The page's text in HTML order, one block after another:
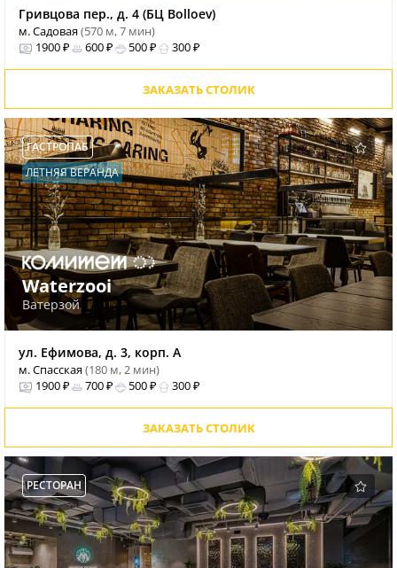
Гривцова пер., д. 4 (БЦ Bolloev)
м. Садовая(570 м, 7 мин)
1900 ₽
600 ₽ 500 ₽ 300 ₽
ЗАКАЗАТЬ СТОЛИК
ГАСТРОПАБ
ЛЕТНЯЯ ВЕРАНДА
Waterzooi
Ватерзой
ул. Ефимова, д. 3, корп. А
м. Спасская(180 м, 2 мин)
1900 ₽
700 ₽ 500 ₽ 300 ₽
ЗАКАЗАТЬ СТОЛИК
РЕСТОРАН